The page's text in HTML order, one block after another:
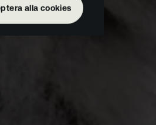
alla cookies